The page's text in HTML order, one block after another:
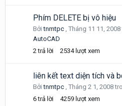
Phím DELETE bị vô hiệu
Bởitnmtpc , Tháng 11 11, 2008
AutoCAD
2 trả lời 2534 lượt xem
liên kết text diện tích và
Bởitnmtpc , Tháng 2 1, 2008
6 trả lời 4259 lượt xem